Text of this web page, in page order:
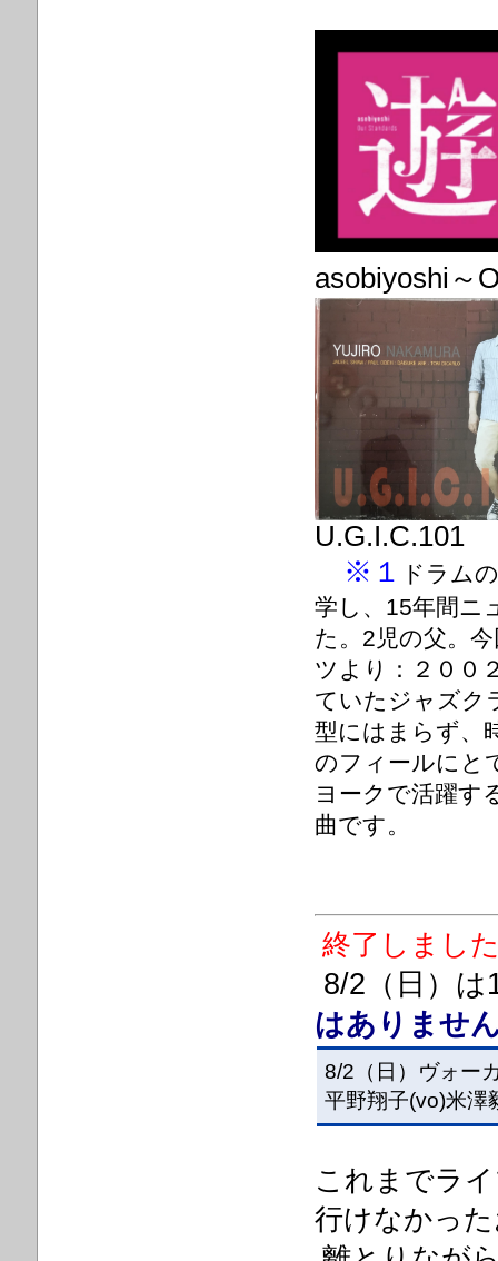
asobiyoshi
U.G.I.C.101
※１ ドラム
学し、15年間ニ
た。2児の父。
ツより：２００
ていたジャズク
型にはまらず、
のフィールにと
ヨークで活躍す
曲です。
終了しまし
8/2（日）
はありませ
8/2（日）ヴォー
平野翔子(vo)米
これまでラ
行けなかっ